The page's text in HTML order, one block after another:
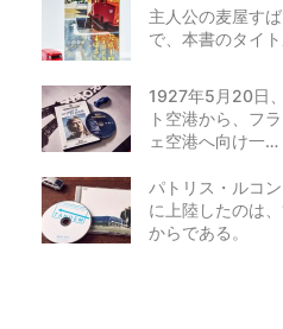
主人公の麦屋す
で、本書のタイ
1927年5月20日
ト空港から、フ
ェ空港へ向け一…
パトリス・ルコ
に上陸したのは
からである。